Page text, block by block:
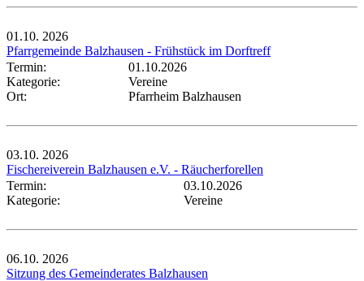
01.10. 2026
Pfarrgemeinde Balzhausen - Frühstück im Dorftreff
Termin:
01.10.2026
Kategorie:
Vereine
Ort:
Pfarrheim Balzhausen
03.10. 2026
Fischereiverein Balzhausen e.V. - Räucherforellen
Termin:
03.10.2026
Kategorie:
Vereine
06.10. 2026
Sitzung des Gemeinderates Balzhausen